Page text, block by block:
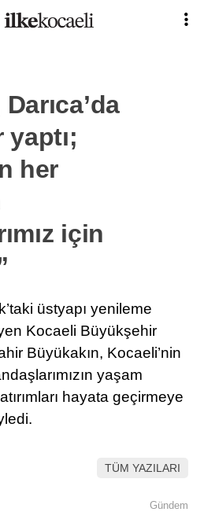
her
için
üstyapı yenileme
Kocaeli Büyükşehir
Büyükakın, Kocaeli’nin
yaşam
hayata geçirmeye
TÜM YAZILARI
Gündem